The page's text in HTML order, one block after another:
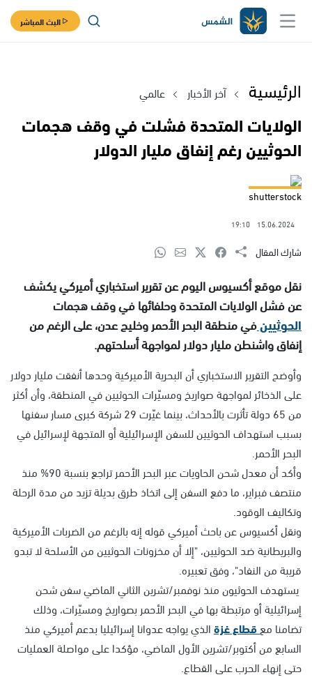
البث المباشر
الرئيسية آخر الأخبار عالمي
الولايات المتحدة فشلت في وقف هجمات
الحوثيين رغم إنفاق مليار الدولار
shutterstock
15.06.2024
19:10
شارك المقال
نقل موقع أكسيوس اليوم عن تقرير استخباري أميركي يكشف
عن فشل الولايات المتحدة وحلفائها في وقف هجمات
الحوثيينفي منطقة البحر الأحمر وخليج عدن، على الرغم من
إنفاق واشنطن مليار دولار لمواجهة أسلحتهم.
وأوضح التقرير الاستخباري أن البحرية الأميركية وحدها أنفقت مليار دولار
على الذخائر لمواجهة صواريخ ومسيّرات الحوثيين في المنطقة، وأن أكثر
من 65 دولة تأثرت بالأحداث، بينما غيّرت 29 شركة كبرى مسار سفنها
بسبب استهداف الحوثيين للسفن الإسرائيلية أو المتجهة لإسرائيل في
البحر الأحمر.
وأكد أن معدل شحن الحاويات عبر البحر الأحمر تراجع بنسبة 90% منذ
منتصف فبراير، ما دفع السفن إلى اتخاذ طرق بديلة تزيد من مدة الرحلة
وتكاليف الوقود.
ونقل أكسيوس عن باحث أميركي قوله إنه بالرغم من الضربات الأميركية
والبريطانية ضد الحوثيين، "إلا أن مخزونات الحوثيين من الأسلحة لا تبدو
قريبة من النفاد"، وفق تعبيره.
يستهدف الحوثيون منذ نوفمبر/تشرين الثاني الماضي سفن شحن
إسرائيلية أو مرتبطة بها في البحر الأحمر بصواريخ ومسيّرات، وذلك
تضامنا معقطاع غزةالذي يواجه عدوانا إسرائيليا بدعم أميركي منذ
السابع من أكتوبر/تشرين الأول الماضي، مؤكدا على مواصلة العمليات
حتى إنهاء الحرب على القطاع.